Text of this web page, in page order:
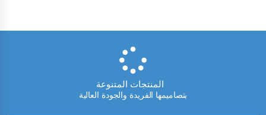
المنتجات المتنوعة
بتصاميمها الفريدة والجودة العالية